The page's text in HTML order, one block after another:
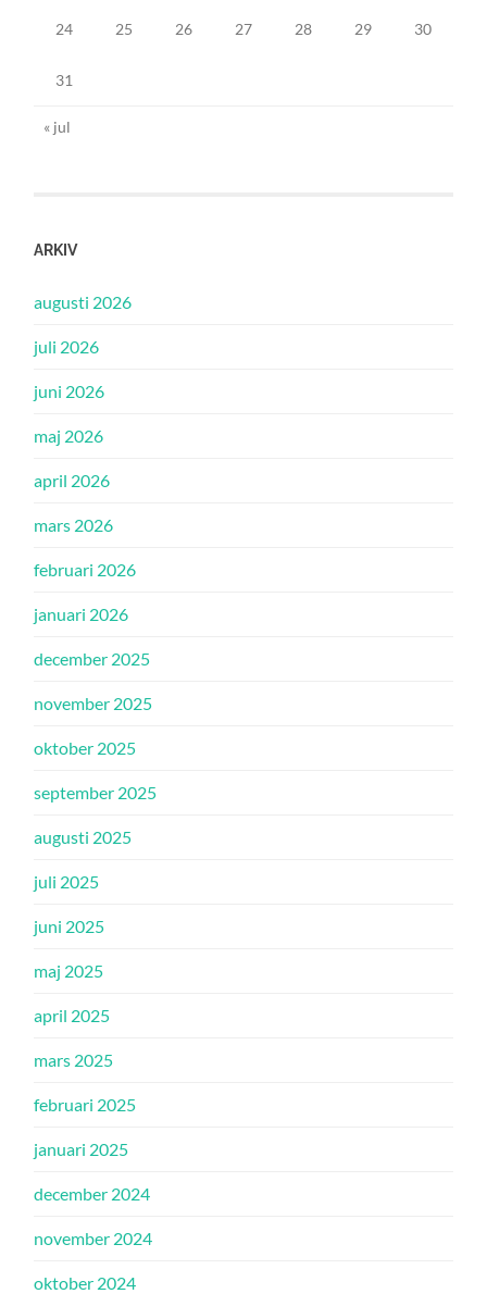
24 25 26 27 28 29 30
31
« jul
ARKIV
augusti 2026
juli 2026
juni 2026
maj 2026
april 2026
mars 2026
februari 2026
januari 2026
december 2025
november 2025
oktober 2025
september 2025
augusti 2025
juli 2025
juni 2025
maj 2025
april 2025
mars 2025
februari 2025
januari 2025
december 2024
november 2024
oktober 2024